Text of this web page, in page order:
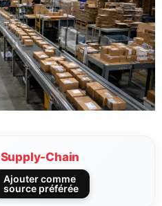
Supply-Chain
Ajouter comme
source préférée